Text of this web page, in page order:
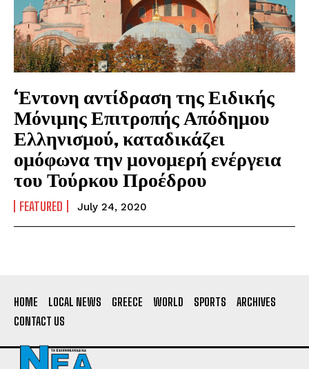
‘Εντονη αντίδραση της Ειδικής
Μόνιμης Επιτροπής Απόδημου
Ελληνισμού, καταδικάζει
ομόφωνα την μονομερή ενέργεια
του Τούρκου Προέδρου
FEATURED July 24, 2020
HOME LOCAL NEWS GREECE WORLD SPORTS
ARCHIVES
CONTACT US